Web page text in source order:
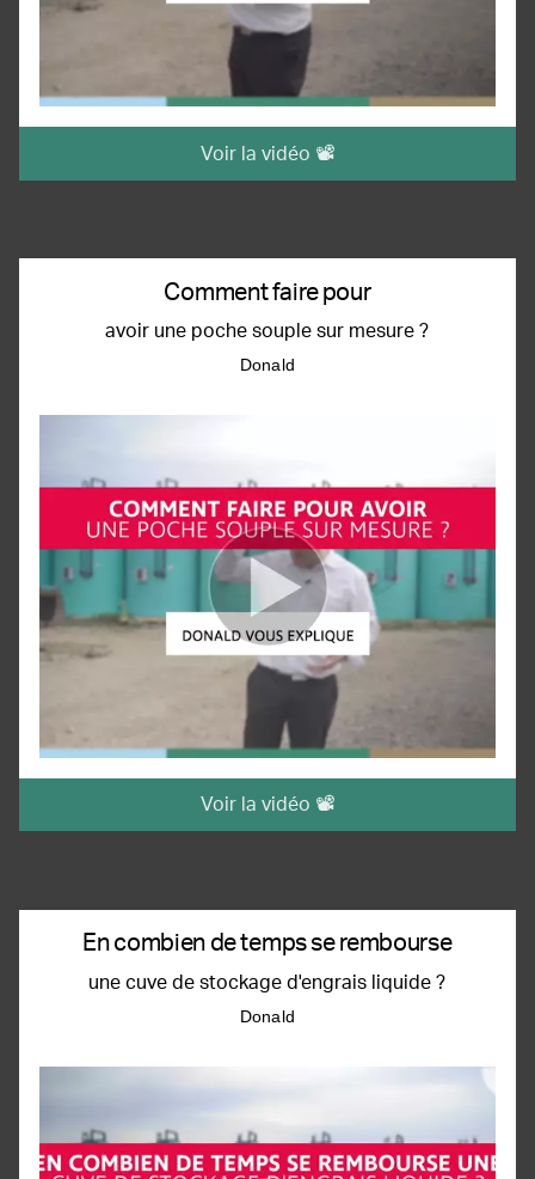
Voir la vidéo 📽️
Comment faire pour
avoir une poche souple sur mesure ?
Donald
Voir la vidéo 📽️
En combien de temps se rembourse
une cuve de stockage d'engrais liquide ?
Donald